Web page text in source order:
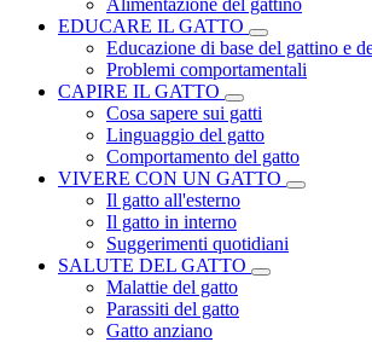
Alimentazione del gattino
EDUCARE IL GATTO
Educazione di base del gattino e
Problemi comportamentali
CAPIRE IL GATTO
Cosa sapere sui gatti
Linguaggio del gatto
Comportamento del gatto
VIVERE CON UN GATTO
Il gatto all'esterno
Il gatto in interno
Suggerimenti quotidiani
SALUTE DEL GATTO
Malattie del gatto
Parassiti del gatto
Gatto anziano